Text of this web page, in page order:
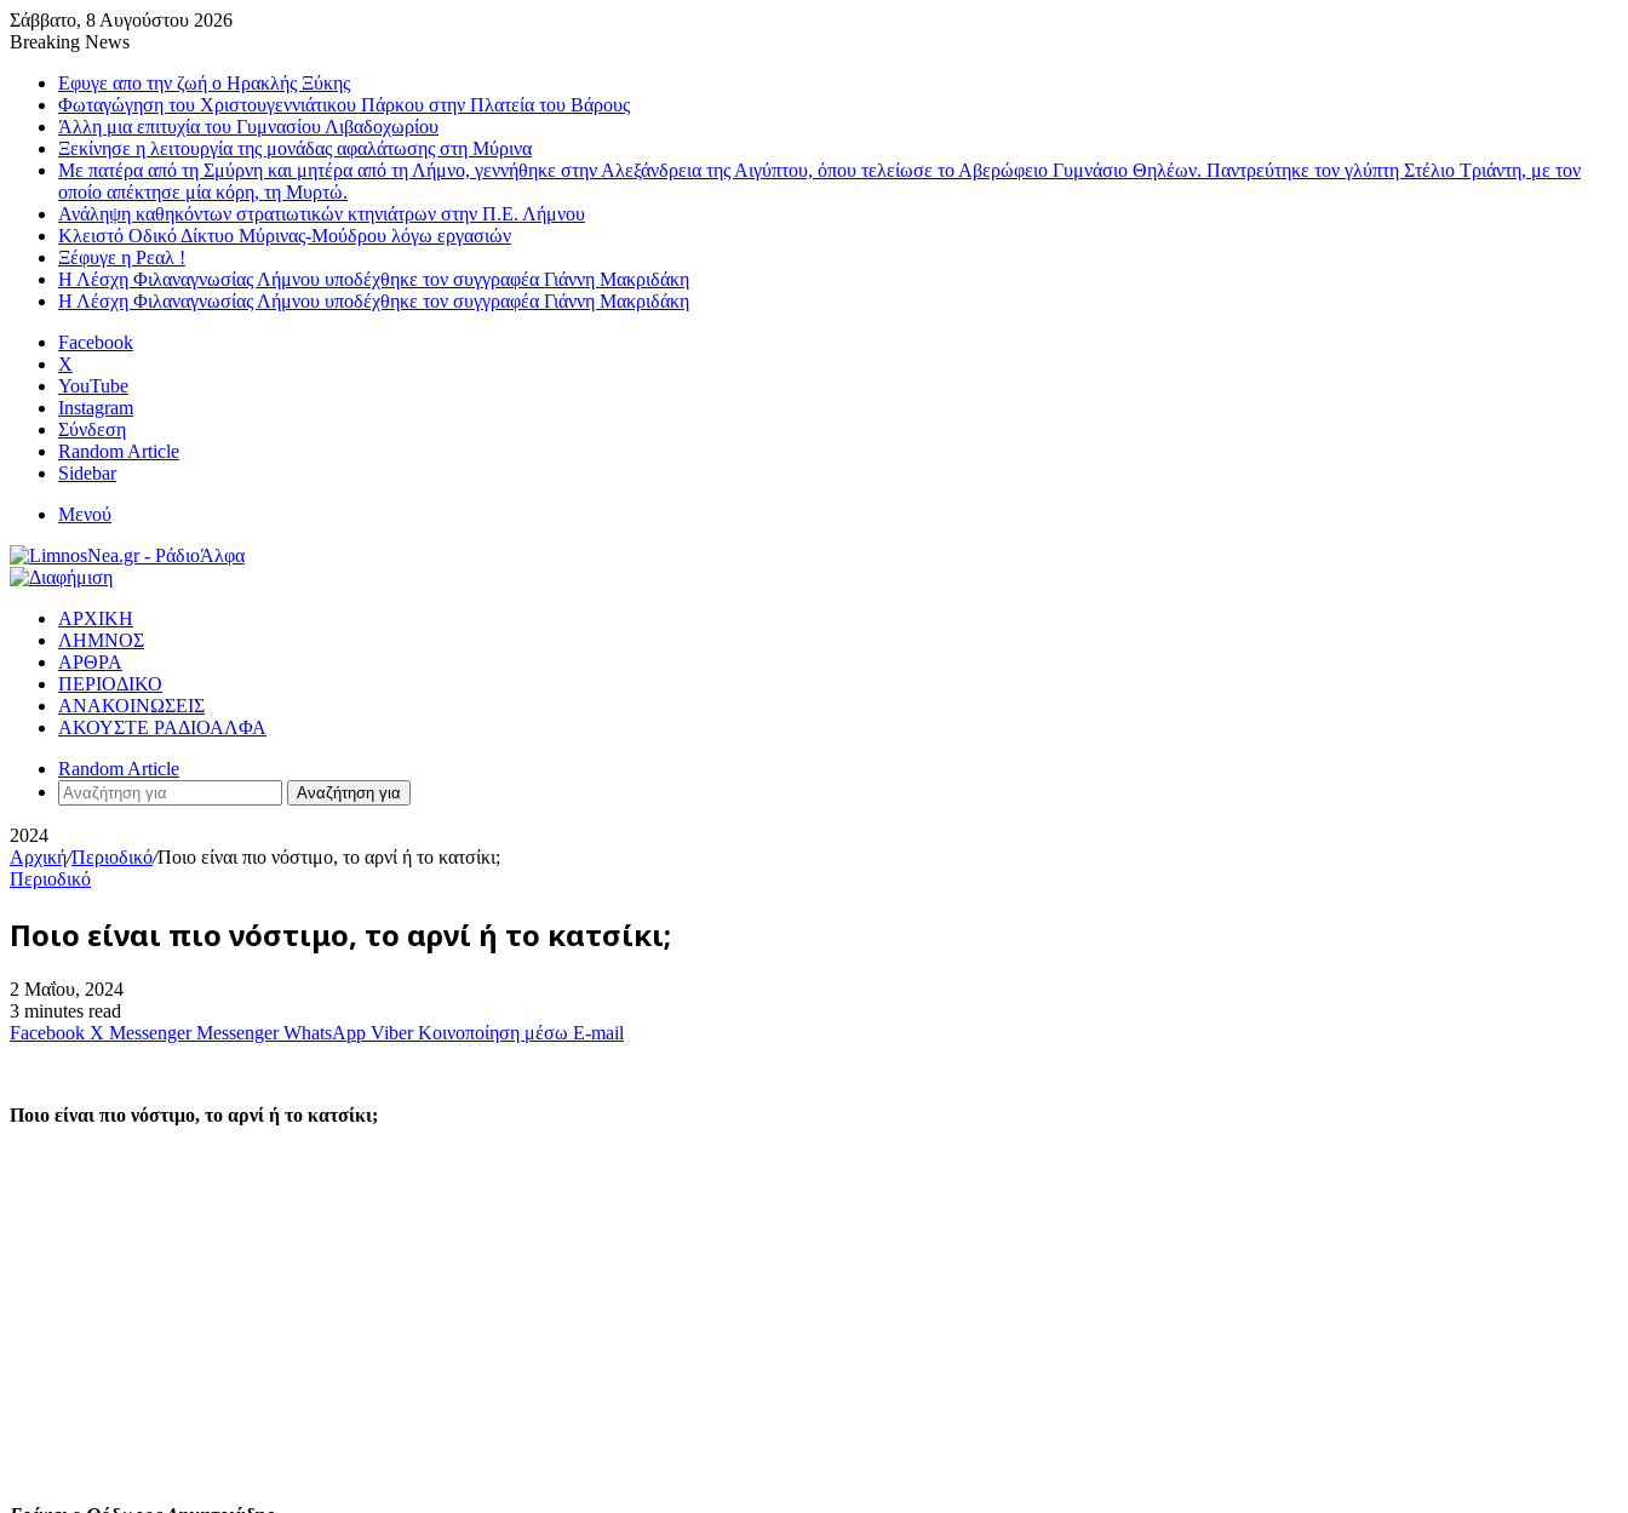
Σάββατο, 8 Αυγούστου 2026
Breaking News
Εφυγε απο την ζωή o Ηρακλής Ξύκης
Φωταγώγηση του Χριστουγεννιάτικου Πάρκου στην Πλατεία του Βάρους
Άλλη μια επιτυχία του Γυμνασίου Λιβαδοχωρίου
Ξεκίνησε η λειτουργία της μονάδας αφαλάτωσης στη Μύρινα
Με πατέρα από τη Σμύρνη και μητέρα από τη Λήμνο, γεννήθηκε στην Αλεξάνδρεια της Αιγύπτου, όπου τελείωσε το Αβερώφειο Γυμνάσιο Θηλέων. Παντρεύτηκε τον γλύπτη Στέλιο Τριάντη, με τον
οποίο απέκτησε μία κόρη, τη Μυρτώ.
Ανάληψη καθηκόντων στρατιωτικών κτηνιάτρων στην Π.Ε. Λήμνου
Κλειστό Οδικό Δίκτυο Μύρινας-Μούδρου λόγω εργασιών
Ξέφυγε η Ρεαλ !
Η Λέσχη Φιλαναγνωσίας Λήμνου υποδέχθηκε τον συγγραφέα Γιάννη Μακριδάκη
Η Λέσχη Φιλαναγνωσίας Λήμνου υποδέχθηκε τον συγγραφέα Γιάννη Μακριδάκη
Facebook
X
YouTube
Instagram
Σύνδεση
Random Article
Sidebar
Μενού
ΑΡΧΙΚΗ
ΛΗΜΝΟΣ
ΑΡΘΡΑ
ΠΕΡΙΟΔΙΚΟ
ΑΝΑΚΟΙΝΩΣΕΙΣ
ΑΚΟΥΣΤΕ ΡΑΔΙΟΑΛΦΑ
Random Article
Αναζήτηση για
2024
Αρχική/Περιοδικό/Ποιο είναι πιο νόστιμο, το αρνί ή το κατσίκι;
Περιοδικό
Ποιο είναι πιο νόστιμο, το αρνί ή το κατσίκι;
2 Μαΐου, 2024
3 minutes read
Facebook X Messenger Messenger WhatsApp Viber Κοινοποίηση μέσω E-mail
Ποιο είναι πιο νόστιμο, το αρνί ή το κατσίκι;